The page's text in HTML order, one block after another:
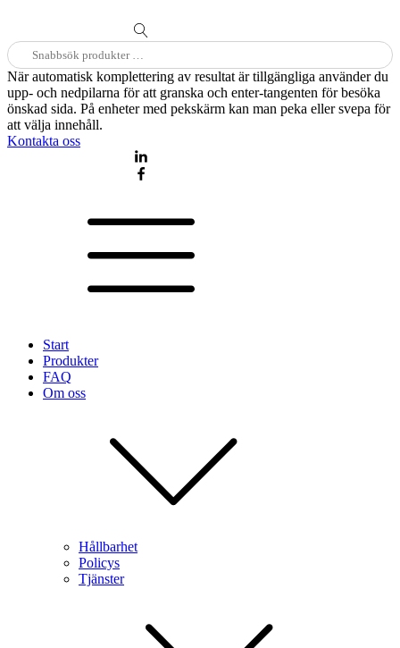
Sök
efter:
När automatisk komplettering av resultat är tillgängliga använder du
upp- och nedpilarna för att granska och enter-tangenten för besöka
önskad sida. På enheter med pekskärm kan man peka eller svepa för
att välja innehåll.
Kontakta oss
Start
Produkter
FAQ
Om oss
Hållbarhet
Policys
Tjänster